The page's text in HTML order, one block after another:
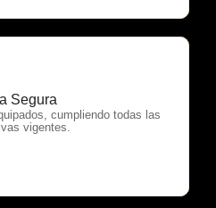
Segura
cumpliendo todas las
vigentes.